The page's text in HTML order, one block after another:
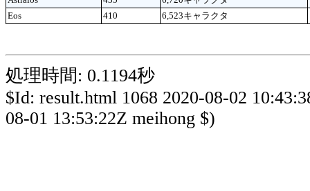
Eos
410 6,523キャラクタ
処理時間: 0.1194秒
$Id: result.html 1068 2020-08-02
08-01 13:53:22Z meihong $)